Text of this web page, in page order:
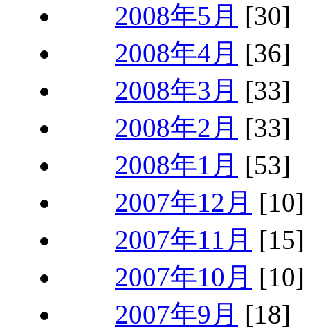
2008年5月 [30]
2008年4月 [36]
2008年3月 [33]
2008年2月 [33]
2008年1月 [53]
2007年12月 [10]
2007年11月 [15]
2007年10月 [10]
2007年9月 [18]